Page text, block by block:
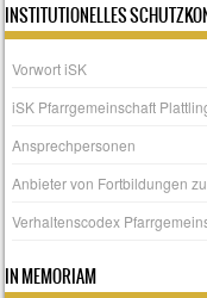
INSTITUTIONELLES
Vorwort iSK
iSK Pfarrgemeinschaft
Ansprechpersonen
Anbieter von Fortbildungen
Verhaltenscodex
IN MEMORIAM